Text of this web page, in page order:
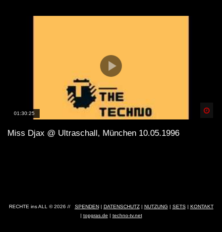
01:30:25
Miss Djax @ Ultraschall, München 10.05.1996
RECHTE ins ALL © 2026 // SPENDEN| DATENSCHUTZ| NUTZUNG | SETS| KONTAKT
| topgras.de | techno-tv.net